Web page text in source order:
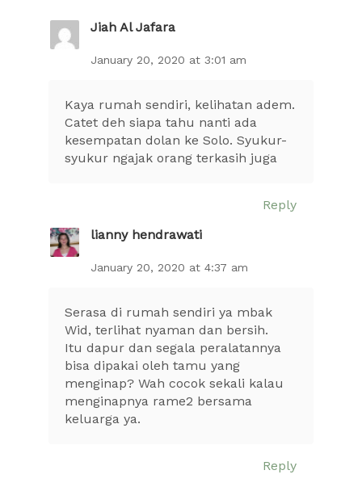
Jiah Al Jafara
January 20, 2020 at 3:01 am
Kaya rumah sendiri, kelihatan adem.
Catet deh siapa tahu nanti ada
kesempatan dolan ke Solo. Syukur-
syukur ngajak orang terkasih juga
Reply
lianny hendrawati
January 20, 2020 at 4:37 am
Serasa di rumah sendiri ya mbak
Wid, terlihat nyaman dan bersih.
Itu dapur dan segala peralatannya
bisa dipakai oleh tamu yang
menginap? Wah cocok sekali kalau
menginapnya rame2 bersama
keluarga ya.
Reply